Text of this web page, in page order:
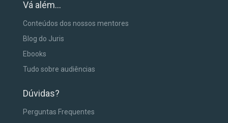
Vá além...
Conteúdos dos nossos mentores
Blog do Juris
Ebooks
Tudo sobre audiências
Dúvidas?
Perguntas Frequentes